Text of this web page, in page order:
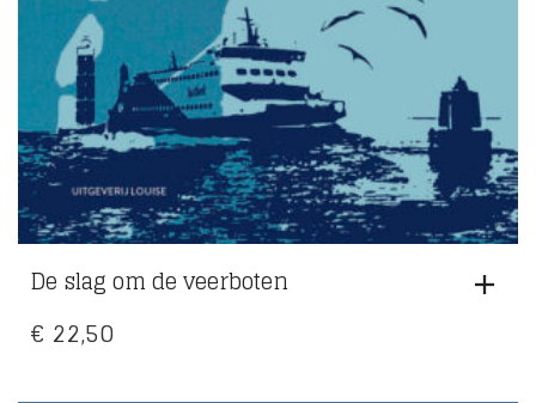
De slag om de veerboten
€ 22,50